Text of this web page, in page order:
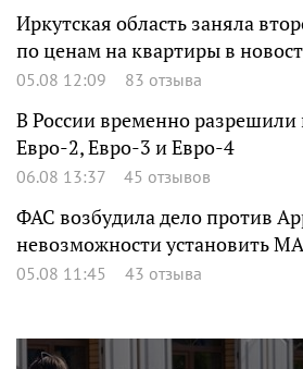
Иркутская область заняла
по ценам на квартиры в
05.08 12:09 83 отзыва
В России временно
Евро-2, Евро-3 и Евро-4
06.08 13:37 45 отзывов
ФАС возбудила дело против
невозможности установить
05.08 11:45 43 отзыва